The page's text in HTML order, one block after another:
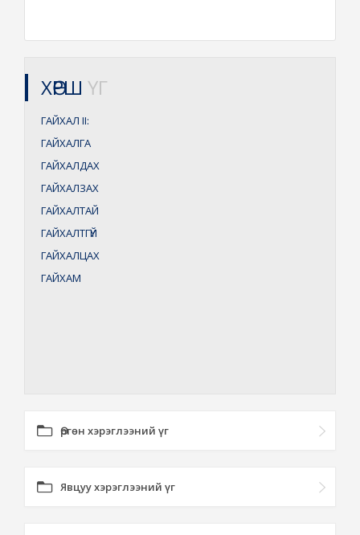
ХӨРШ ҮГ
ГАЙХАЛ II:
ГАЙХАЛГА
ГАЙХАЛДАХ
ГАЙХАЛЗАХ
ГАЙХАЛТАЙ
ГАЙХАЛТГҮЙ
ГАЙХАЛЦАХ
ГАЙХАМ
Өргөн хэрэглээний үг
Явцуу хэрэглээний үг